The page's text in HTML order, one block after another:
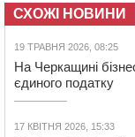
СХОЖІ НОВИНИ
19 ТРАВНЯ 2026, 08:25
На Черкащині
єдиного податку
17 КВІТНЯ 2026, 15:33